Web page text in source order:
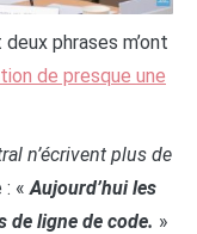
phrases m’ont
de presque une
n’écrivent plus de
: «Aujourd’hui les
de ligne de code. »